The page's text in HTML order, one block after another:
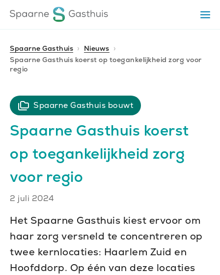
direct
content
direct
footer
Ga
naar
homepagina
het
Spaarne Gasthuis
Nieuws
Spaarne Gasthuis koerst op toegankelijkheid zorg voor
regio
Spaarne Gasthuis koerst
op toegankelijkheid zorg
voor regio
Publiceerdatum
2 juli 2024
Het Spaarne Gasthuis kiest ervoor om
haar zorg versneld te concentreren op
twee kernlocaties: Haarlem Zuid en
Hoofddorp. Op één van deze locaties
Spaarne Gasthuis bouwt